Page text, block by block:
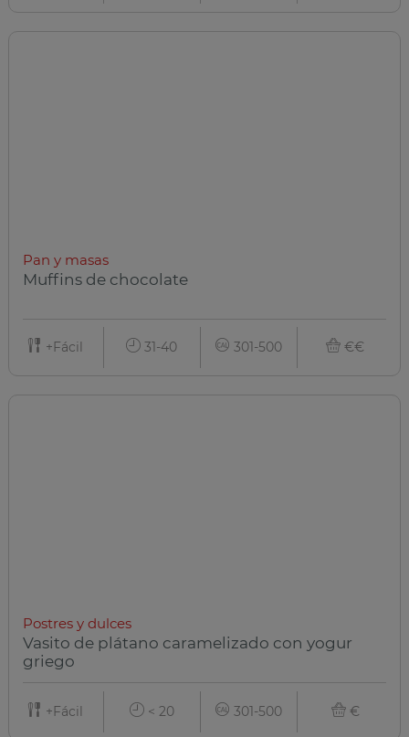
Pan y masas
Muffins de chocolate
+Fácil 31-40 301-500 €€
Postres y dulces
Vasito de plátano caramelizado con yogur
griego
+Fácil < 20 301-500 €